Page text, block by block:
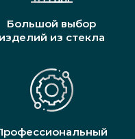
Большой выбор
изделий из стекла